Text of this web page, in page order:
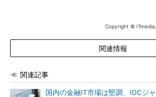
Copyright ©
関連情報
関連記事
国内の金融IT市場は堅調、IDCジ